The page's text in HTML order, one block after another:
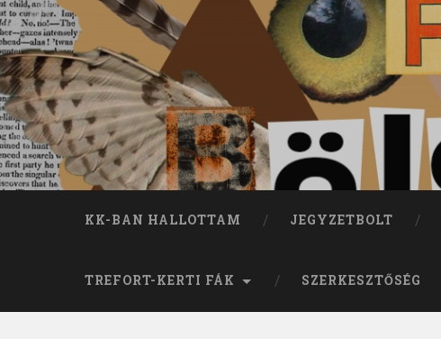
KK-BAN HALLOTTAM JEGYZETBOLT
TREFORT-KERTI FÁK SZERKESZTŐSÉG